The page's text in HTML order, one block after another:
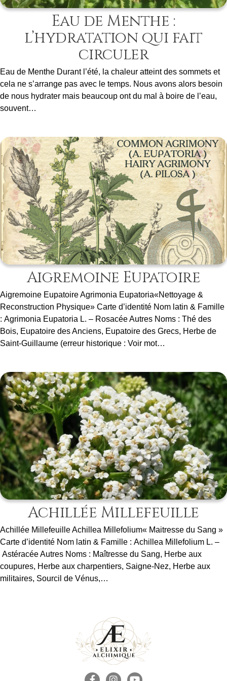
Eau de Menthe :
l’hydratation qui fait
circuler
Eau de Menthe Durant l’été, la chaleur atteint des sommets et
cela ne s’arrange pas avec le temps. Nous avons alors besoin
de nous hydrater mais beaucoup ont du mal à boire de l’eau,
souvent…
Aigremoine Eupatoire
Aigremoine Eupatoire Agrimonia Eupatoria«Nettoyage &
Reconstruction Physique» Carte d’identité Nom latin & Famille
: Agrimonia Eupatoria L. – Rosacée Autres Noms : Thé des
Bois, Eupatoire des Anciens, Eupatoire des Grecs, Herbe de
Saint-Guillaume (erreur historique : Voir mot…
Achillée Millefeuille
Achillée Millefeuille Achillea Millefolium« Maitresse du Sang »
Carte d’identité Nom latin & Famille : Achillea Millefolium L. –
Astéracée Autres Noms : Maîtresse du Sang, Herbe aux
coupures, Herbe aux charpentiers, Saigne-Nez, Herbe aux
militaires, Sourcil de Vénus,…